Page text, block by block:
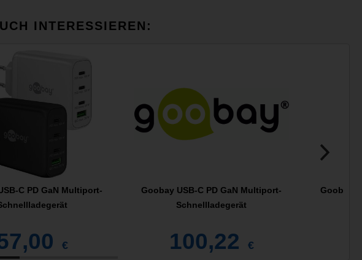
INTERESSIEREN:
C PD GaN Multiport-
€
Goobay USB-C PD GaN Multiport-
Schnellladegerät
100,22 €
Goobay